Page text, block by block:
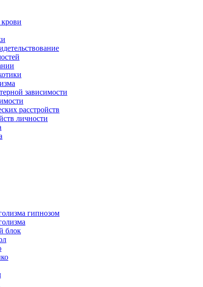
зависимости
расстройств
личности
гипнозом
блок